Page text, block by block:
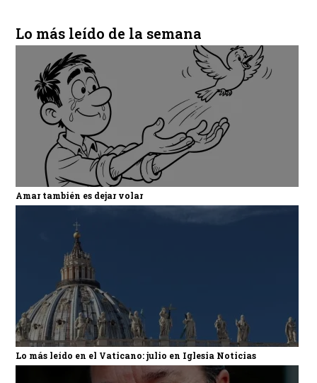
Lo más leído de la semana
Amar también es dejar volar
Lo más leído en el Vaticano: julio en Iglesia Noticias